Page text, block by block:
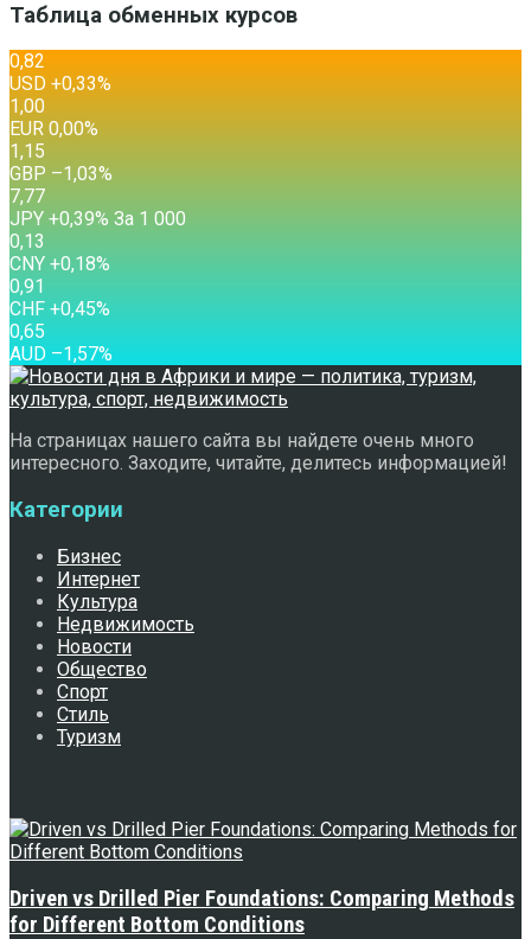
Таблица обменных курсов
0,82
USD +0,33%
1,00
EUR 0,00%
1,15
GBP –1,03%
7,77
JPY +0,39% За 1 000
0,13
CNY +0,18%
0,91
CHF +0,45%
0,65
AUD –1,57%
На страницах нашего сайта вы найдете очень много
интересного. Заходите, читайте, делитесь информацией!
Категории
Бизнес
Интернет
Культура
Недвижимость
Новости
Общество
Спорт
Стиль
Туризм
Driven vs Drilled Pier Foundations: Comparing Methods
for Different Bottom Conditions